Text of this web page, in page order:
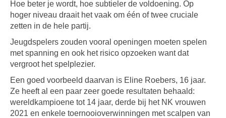
Hoe beter je wordt, hoe subtieler de voldoening. Op
hoger niveau draait het vaak om één of twee cruciale
zetten in de hele partij.
Jeugdspelers zouden vooral openingen moeten spelen
met spanning en ook het risico opzoeken want dat
vergroot het spelplezier.
Een goed voorbeeld daarvan is Eline Roebers, 16 jaar.
Ze heeft al een paar zeer goede resultaten behaald:
wereldkampioene tot 14 jaar, derde bij het NK vrouwen
2021 en enkele toernooioverwinningen met scalpen van